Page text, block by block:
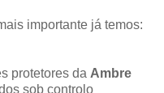
importante já temos:
protetores da Ambre
sob controlo